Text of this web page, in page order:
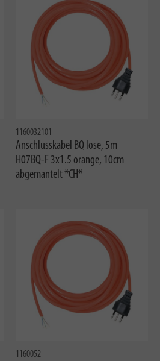
1160032101
Anschlusskabel BQ lose, 5m
H07BQ-F 3x1.5 orange, 10cm
abgemantelt *CH*
1160052